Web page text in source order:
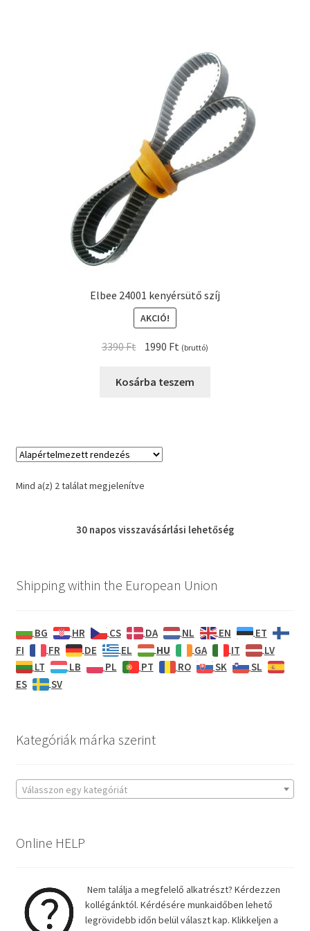
Elbee 24001 kenyérsütő szíj
AKCIÓ!
3390Ft Original
was:
1990 Ft Current
is:
(bruttó)
Kosárba teszem
Mind a(z) 2 találat megjelenítve
30 napos visszavásárlási lehetőség
Shipping within the European Union
BG HR CS DA NL EN
ET
FI
FR DE EL HU GA IT
LV
LT
LB PL PT RO SK
SL
ES
SV
Kategóriák márka szerint
Válasszon egy kategóriát
Online HELP
Nem találja a megfelelő alkatrészt? Kérdezzen
kollégánktól. Kérdésére munkaidőben lehető
legrövidebb időn belül választ kap. Klikkeljen a